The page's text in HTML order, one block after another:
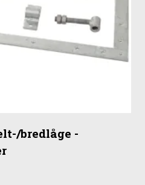
bredlåge -